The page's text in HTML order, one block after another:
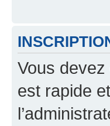
Vous
est rapide